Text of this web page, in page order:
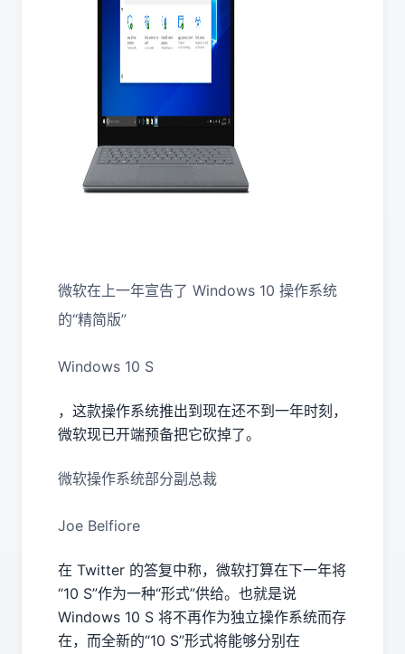
微软在上一年宣告了 Windows 10 操作系统
的“精简版”
Windows 10 S
，这款操作系统推出到现在还不到一年时刻，
微软现已开端预备把它砍掉了。
微软操作系统部分副总裁
Joe Belfiore
在 Twitter 的答复中称，微软打算在下一年将
“10 S”作为一种“形式”供给。也就是说
Windows 10 S 将不再作为独立操作系统而存
在，而全新的“10 S”形式将能够分别在